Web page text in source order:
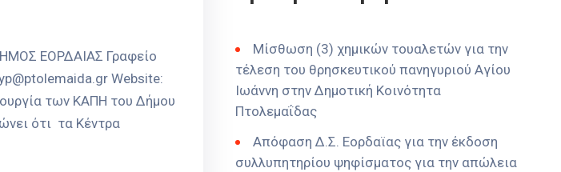
ΕΟΡΔΑΙΑΣ Γραφείο
Website:
των ΚΑΠΗ του Δήμου
ότι τα Κέντρα
Μίσθωση (3) χημικών τουαλετών για την
τέλεση του θρησκευτικού πανηγυριού Αγίου
Ιωάννη στην Δημοτική Κοινότητα
Πτολεμαΐδας
Απόφαση Δ.Σ. Εορδαϊας για την έκδοση
συλλυπητηρίου ψηφίσματος για την απώλεια